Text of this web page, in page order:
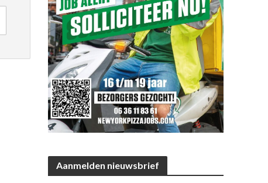
Aanmelden nieuwsbrief